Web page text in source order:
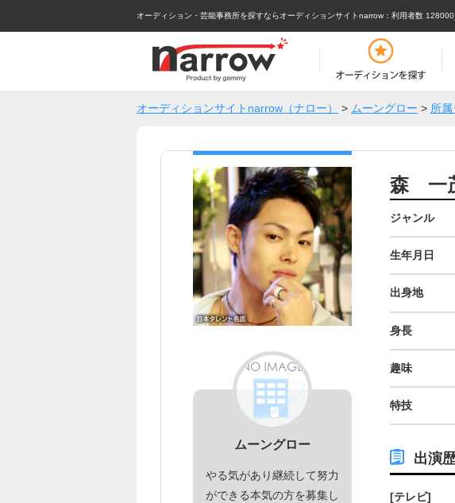
オーディション・芸能事務所を探すならオーディションサイトnarrow ：利用者数 128000
オーディションサイトnarrow（ナロー） > ムーングロー > 所
ムーングロー
やる気があり継続して努力
ができる本気の方を募集し
森 一
ジャンル
生年月日
出身地
身長
趣味
特技
出演
[テレビ]